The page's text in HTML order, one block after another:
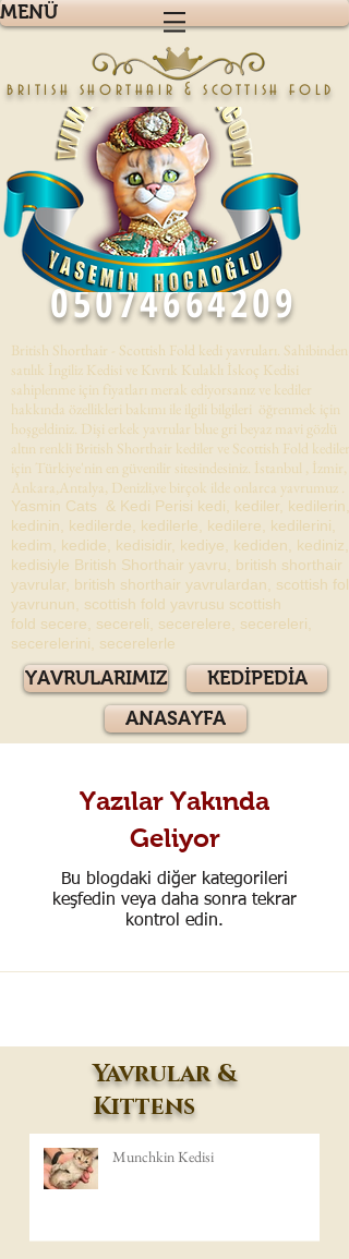
MENÜ
british shorthair & scottish fold
05074664209
British Shorthair - Scottish Fold kedi yavruları. Sahibinden
satılık İngiliz Kedisi ve Kıvrık Kulaklı İskoç Kedisi
sahiplenme için fiyatları merak ediyorsanız ve kediler
hakkında özellikleri bakımı ile ilgili bilgileri öğrenmek için
hoşgeldiniz. Dişi erkek yavrular blue gri beyaz mavi gözlü
altın renkli British Shorthair kediler ve Scottish Fold kedileri
için Türkiye'nin en güvenilir sitesindesiniz. İstanbul , İzmir,
Ankara,Antalya, Denizli,ve birçok ilde onlarca yavrumuz .
Yasmin Cats & Kedi Perisi kedi, kediler, kedilerin,
kedinin, kedilerde, kedilerle, kedilere, kedilerini,
kedim, kedide, kedisidir, kediye, kediden, kediniz,
kedisiyle British Shorthair yavru, british shorthair
yavrular, british shorthair yavrulardan, scottish fold
yavrunun, scottish fold yavrusu scottish
fold secere, secereli, secerelere, secereleri,
secerelerini, secerelerle
YAVRULARIMIZ
KEDİPEDİA
ANASAYFA
Yazılar Yakında
Geliyor
Bu blogdaki diğer kategorileri
keşfedin veya daha sonra tekrar
kontrol edin.
Yavrular &
Kittens
Munchkin Kedisi